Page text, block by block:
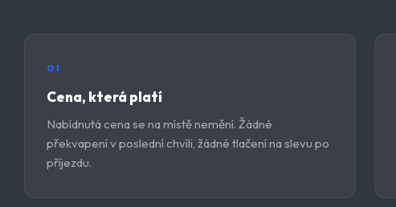
01
Cena, která platí
Nabídnutá cena se na místě nemění. Žádné
překvapení v poslední chvíli, žádné tlačení na slevu po
příjezdu.